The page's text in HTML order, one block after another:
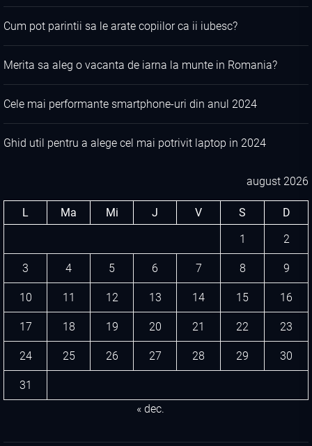
Cum pot parintii sa le arate copiilor ca ii iubesc?
Merita sa aleg o vacanta de iarna la munte in Romania?
Cele mai performante smartphone-uri din anul 2024
Ghid util pentru a alege cel mai potrivit laptop in 2024
august 2026
L Ma Mi J V S
D
1
2
3 4 5 6 7 8 9
10 11 12 13 14 15 16
17 18 19 20 21 22 23
24 25 26 27 28 29 30
31
« dec.